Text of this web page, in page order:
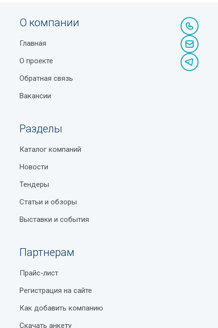
О компании
Главная
О проекте
Обратная связь
Вакансии
Разделы
Каталог компаний
Новости
Тендеры
Статьи и обзоры
Выставки и события
Партнерам
Прайс-лист
Регистрация на сайте
Как добавить компанию
Скачать анкету